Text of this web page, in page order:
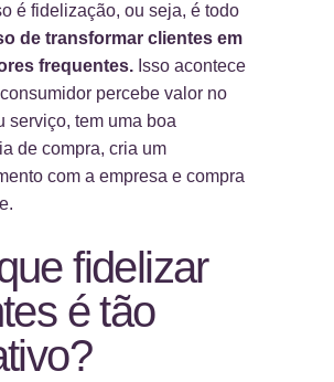
é fidelização, ou seja, é todo
de transformar clientes em
frequentes. Isso acontece
percebe valor no
serviço, tem uma boa
de compra, cria um
com a empresa e compra
fidelizar
é tão